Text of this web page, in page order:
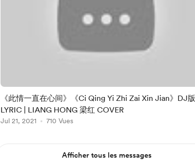
《此情一直在心间》《Ci Qing Yi Zhi Zai Xin Jian》DJ版
LYRIC | LIANG HONG 梁红 COVER
Jul 21, 2021 710 Vues
Afficher tous les messages